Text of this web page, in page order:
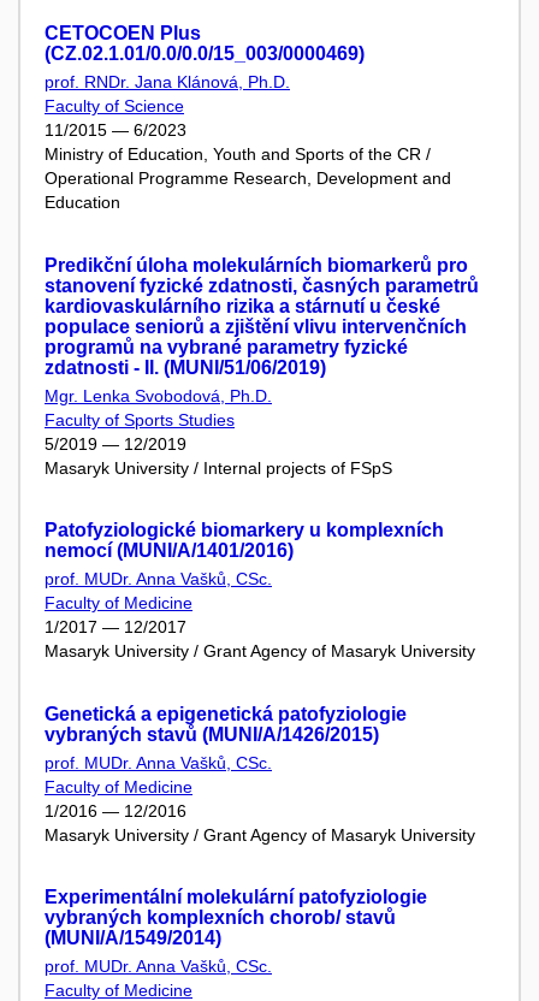
CETOCOEN Plus
(CZ.02.1.01/0.0/0.0/15_003/0000469)
prof. RNDr. Jana Klánová, Ph.D.
Faculty of Science
11/2015 — 6/2023
Ministry of Education, Youth and Sports of the CR /
Operational Programme Research, Development and
Education
Predikční úloha molekulárních biomarkerů pro
stanovení fyzické zdatnosti, časných parametrů
kardiovaskulárního rizika a stárnutí u české
populace seniorů a zjištění vlivu intervenčních
programů na vybrané parametry fyzické
zdatnosti - II. (MUNI/51/06/2019)
Mgr. Lenka Svobodová, Ph.D.
Faculty of Sports Studies
5/2019 — 12/2019
Masaryk University / Internal projects of FSpS
Patofyziologické biomarkery u komplexních
nemocí (MUNI/A/1401/2016)
prof. MUDr. Anna Vašků, CSc.
Faculty of Medicine
1/2017 — 12/2017
Masaryk University / Grant Agency of Masaryk University
Genetická a epigenetická patofyziologie
vybraných stavů (MUNI/A/1426/2015)
prof. MUDr. Anna Vašků, CSc.
Faculty of Medicine
1/2016 — 12/2016
Masaryk University / Grant Agency of Masaryk University
Experimentální molekulární patofyziologie
vybraných komplexních chorob/ stavů
(MUNI/A/1549/2014)
prof. MUDr. Anna Vašků, CSc.
Faculty of Medicine